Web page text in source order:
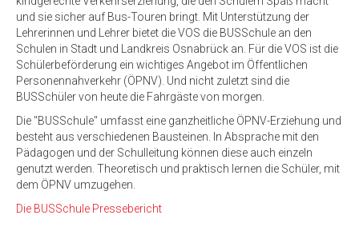
und sie sicher auf Bus-Touren bringt. Mit Unterstützung der
Lehrerinnen und Lehrer bietet die VOS die BUSSchule an den
Schulen in Stadt und Landkreis Osnabrück an. Für die VOS ist die
Schülerbeförderung ein wichtiges Angebot im Öffentlichen
Personennahverkehr (ÖPNV). Und nicht zuletzt sind die
BUSSchüler von heute die Fahrgäste von morgen.
Die "BUSSchule" umfasst eine ganzheitliche ÖPNV-Erziehung und
besteht aus verschiedenen Bausteinen. In Absprache mit den
Pädagogen und der Schulleitung können diese auch einzeln
genutzt werden. Theoretisch und praktisch lernen die Schüler, mit
dem ÖPNV umzugehen.
Die BUSSchule Pressebericht